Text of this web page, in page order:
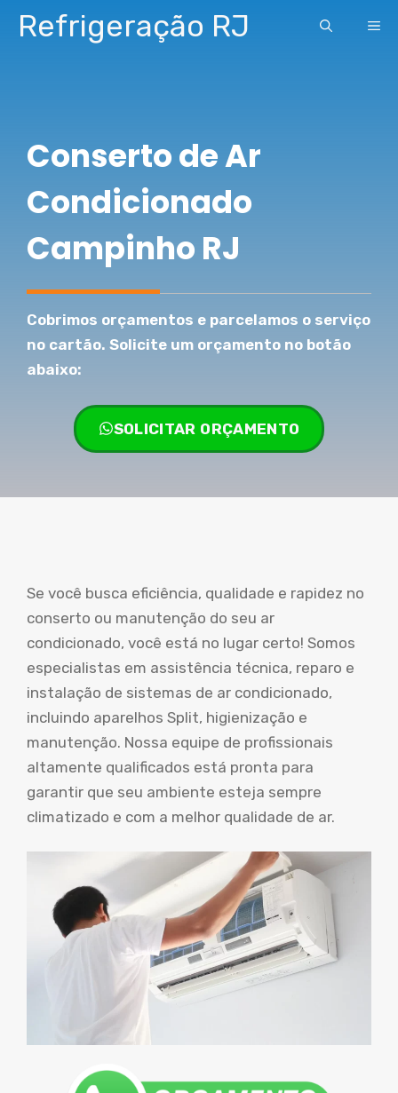
Pular
paraRefrigeração RJ
Conserto de Ar
Condicionado
Campinho RJ
Cobrimos orçamentos e parcelamos o serviço
no cartão. Solicite um orçamento no botão
abaixo:
SOLICITAR ORÇAMENTO
Se você busca eficiência, qualidade e rapidez no
conserto ou manutenção do seu ar
condicionado, você está no lugar certo! Somos
especialistas em assistência técnica, reparo e
instalação de sistemas de ar condicionado,
incluindo aparelhos Split, higienização e
manutenção. Nossa equipe de profissionais
altamente qualificados está pronta para
garantir que seu ambiente esteja sempre
climatizado e com a melhor qualidade de ar.